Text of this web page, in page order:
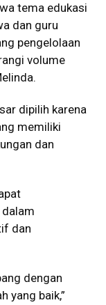
tema edukasi
dan guru
pengelolaan
volume
dipilih karena
memiliki
dan
dan
dengan
yang baik,”